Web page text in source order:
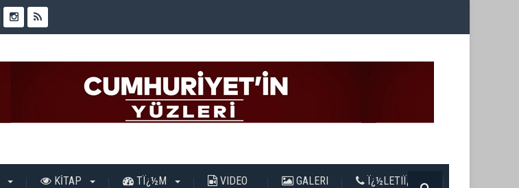
KİTAP TÏ¿½M VIDEO GALERI Ï¿½LETIÏ¿½IM